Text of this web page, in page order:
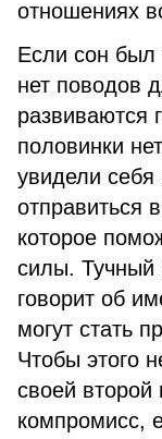
отношениях
Если сон был
нет поводов
развиваются
половинки
увидели себя
отправиться
которое
силы. Тучный
говорит об
могут стать
Чтобы этого
своей второй
компромисс,